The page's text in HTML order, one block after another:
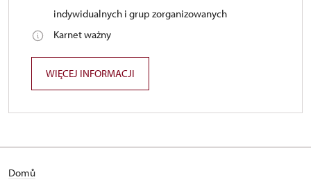
indywidualnych i grup zorganizowanych
Karnet ważny
WIĘCEJ INFORMACJI
Domů